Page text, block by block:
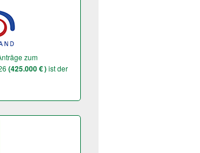
zum
(425.000 € )ist der